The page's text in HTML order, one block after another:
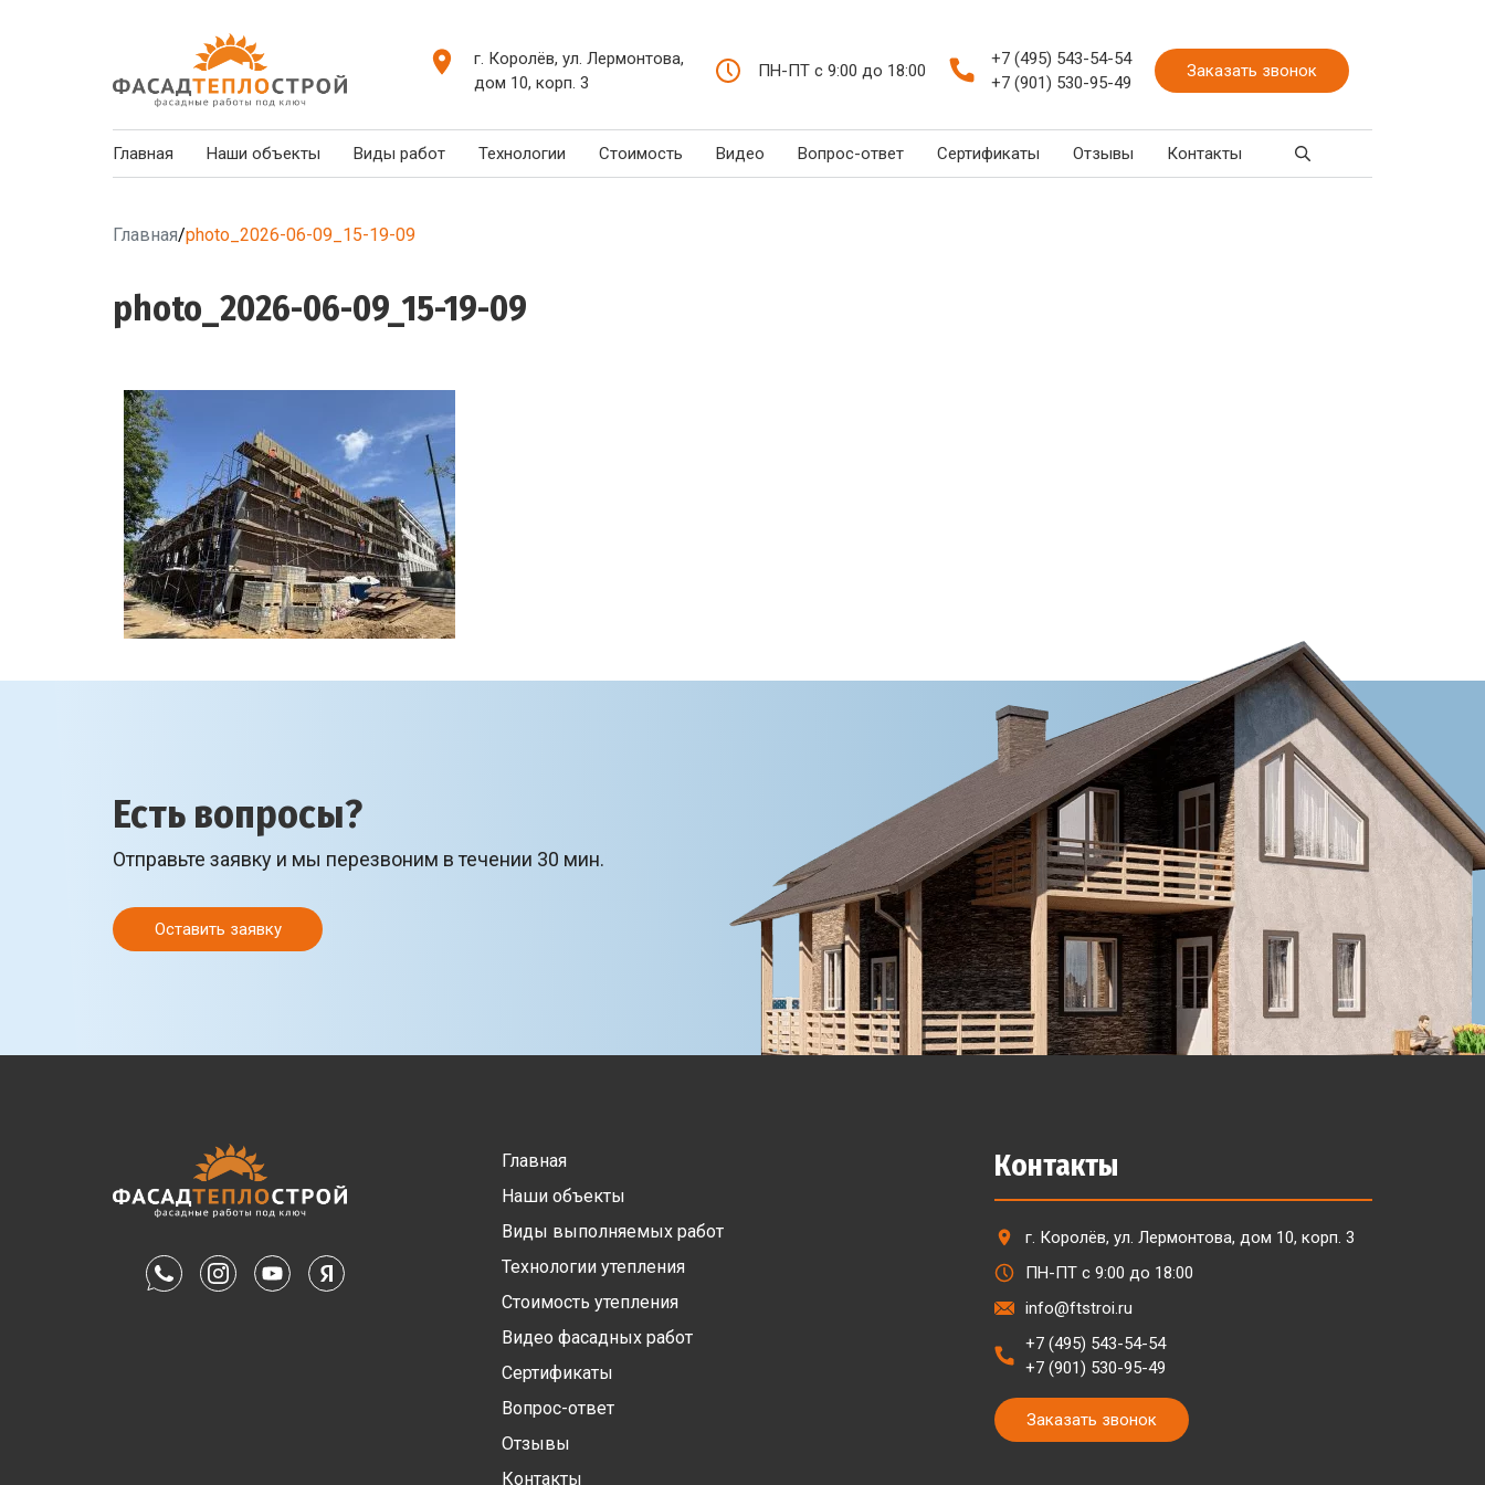
г. Королёв, ул. Лермонтова,
дом 10, корп. 3
ПН-ПТ с 9:00 до 18:00
+7 (495) 543-54-54
+7 (901) 530-95-49
Заказать звонок
Главная Наши объекты Виды работ Технологии Стоимость Видео Вопрос-ответ Сертификаты Отзывы Контакты
Главная/photo_2026-06-09_15-19-09
photo_2026-06-09_15-19-09
Есть вопросы?
Отправьте заявку и мы перезвоним в течении 30 мин.
Оставить заявку
Главная
Наши объекты
Виды выполняемых работ
Технологии утепления
Стоимость утепления
Видео фасадных работ
Сертификаты
Вопрос-ответ
Отзывы
Контакты
Контакты
г. Королёв, ул. Лермонтова, дом 10, корп. 3
ПН-ПТ с 9:00 до 18:00
info@ftstroi.ru
+7 (495) 543-54-54
+7 (901) 530-95-49
Заказать звонок